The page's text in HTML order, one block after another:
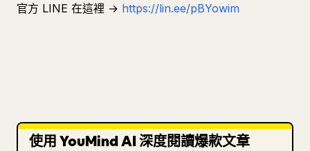
官方 LINE 在這裡 → https://lin.ee/pBYowim
使用 YouMind AI 深度閱讀爆款文章